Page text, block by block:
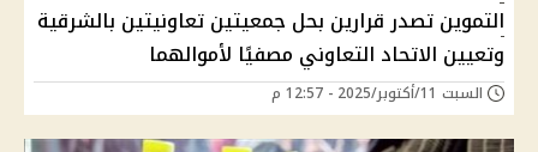
التموين تصدر قرارين بحل جمعيتين تعاونيتين بالشرقية
وتعيين الاتحاد التعاوني مصفيًا لأموالهما
السبت 11/أكتوبر/2025 - 12:57 م